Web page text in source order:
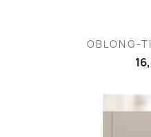
OBLONG-